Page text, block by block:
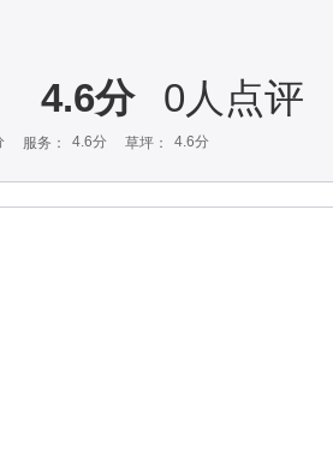
4.6分 0人点评
服务： 4.6分 草坪： 4.6分